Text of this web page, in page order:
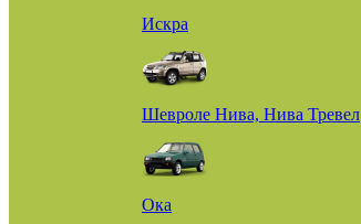
Искра
Шевроле Нива, Нива Тревел
Ока